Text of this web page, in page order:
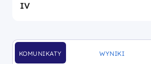
KOMUNIKATY
DOFINANSOWANIA
WYNIKI
IV